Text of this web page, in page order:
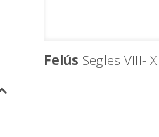
Felús Segles VIII-IX.